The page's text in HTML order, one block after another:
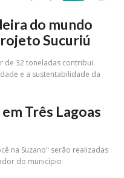
do mundo
Sucuriú
de 32 toneladas contribui
e a sustentabilidade da
Três Lagoas
na Suzano" serão realizadas
do município